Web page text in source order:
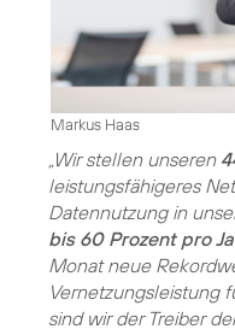
Markus Haas
„Wir stellen unseren
leistungsfähigeres
Datennutzung in
bis 60 Prozent pro
Monat neue
Vernetzungsleistung
sind wir der Treiber